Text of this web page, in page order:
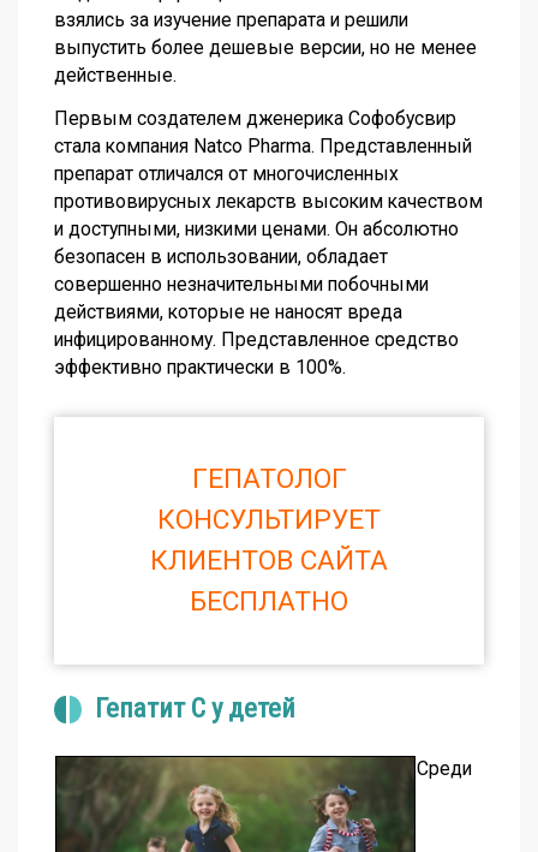
взялись за изучение препарата и решили
выпустить более дешевые версии, но не менее
действенные.
Первым создателем дженерика Софобусвир
стала компания Natco Pharma. Представленный
препарат отличался от многочисленных
противовирусных лекарств высоким качеством
и доступными, низкими ценами. Он абсолютно
безопасен в использовании, обладает
совершенно незначительными побочными
действиями, которые не наносят вреда
инфицированному. Представленное средство
эффективно практически в 100%.
ГЕПАТОЛОГ
КОНСУЛЬТИРУЕТ
КЛИЕНТОВ САЙТА
БЕСПЛАТНО
Гепатит С у детей
Среди